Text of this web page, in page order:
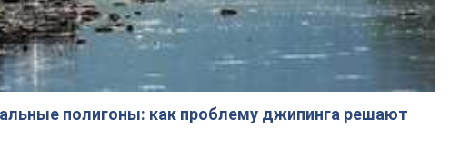
полигоны: как проблему джипинга решают